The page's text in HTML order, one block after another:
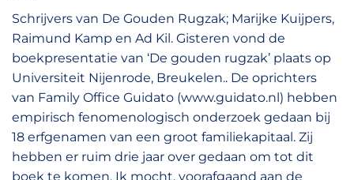
Schrijvers van De Gouden Rugzak; Marijke Kuijpers,
Raimund Kamp en Ad Kil. Gisteren vond de
boekpresentatie van ‘De gouden rugzak’ plaats op
Universiteit Nijenrode, Breukelen.. De oprichters
van Family Office Guidato (www.guidato.nl) hebben
empirisch fenomenologisch onderzoek gedaan bij
18 erfgenamen van een groot familiekapitaal. Zij
hebben er ruim drie jaar over gedaan om tot dit
boek te komen. Ik mocht, voorafgaand aan de